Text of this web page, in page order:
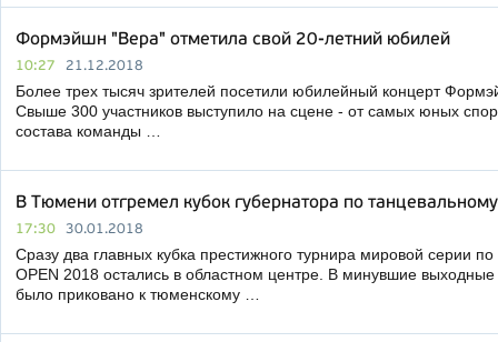
Формэйшн "Вера" отметила свой 20-летний юбилей
10:27 21.12.2018
Более трех тысяч зрителей посетили юбилейный концерт
Свыше 300 участников выступило на сцене - от самых юных
состава команды …
В Тюмени отгремел кубок губернатора по
17:30 30.01.2018
Сразу два главных кубка престижного турнира мировой серии
OPEN 2018 остались в областном центре. В минувшие
было приковано к тюменскому …